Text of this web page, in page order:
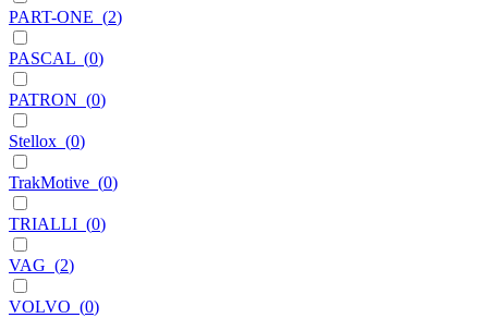
PART-ONE (2)
PASCAL (0)
PATRON (0)
Stellox (0)
TrakMotive (0)
TRIALLI (0)
VAG (2)
VOLVO (0)